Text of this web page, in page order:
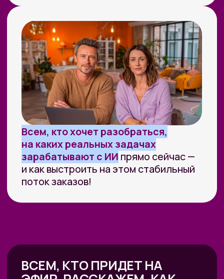
ПРОВОДИМ
ИССЛЕДОВАНИЯ ПО ИИ
СОВМЕСТНО С ЛУЧШИМИ
ВУЗАМИ СТРАНЫ